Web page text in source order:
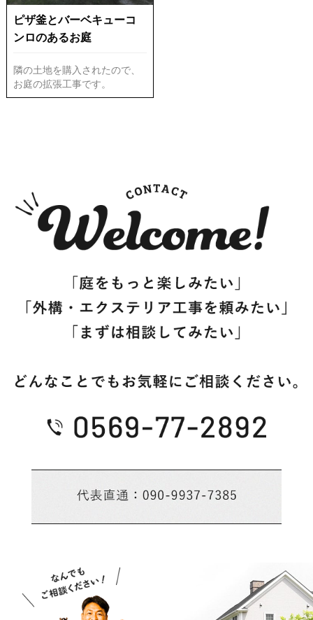
ピザ釜とバーベキューコ
ンロのあるお庭
隣の土地を購入されたので、
お庭の拡張工事です。